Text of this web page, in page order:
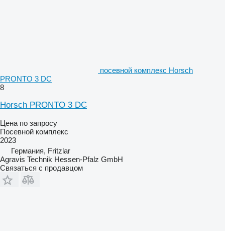
посевной комплекс Horsch
PRONTO 3 DC
8
Horsch PRONTO 3 DC
Цена по запросу
Посевной комплекс
2023
Германия, Fritzlar
Agravis Technik Hessen-Pfalz GmbH
Связаться с продавцом